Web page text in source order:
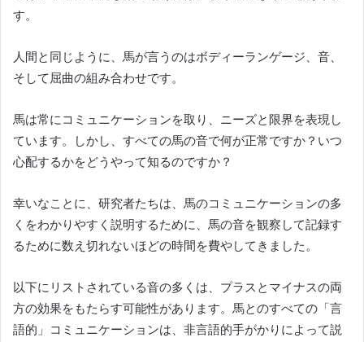
す。
人間と同じように、馬が言うのはボディーランゲージ、音、
そして屈曲の組み合わせです。
馬は常にコミュニケーションを取り、ニーズと限界を表現し
ています。
しかし、すべての馬の音で何が正常ですか？ いつ
心配するかをどうやって知るのですか？
幸いなことに、研究者たちは、馬のコミュニケーションの多
くをわかりやすく説明するために、馬の音を観察して記録す
るために数え切れないほどの時間を費やしてきました。
以下にリストされている音の多くは、プラスとマイナスの両
方の効果をもたらす可能性があります。 馬とのすべての「言
語的」コミュニケーションは、非言語的手がかりによって説